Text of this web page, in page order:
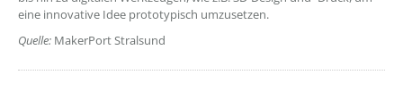
eine innovative Idee prototypisch umzusetzen.
Quelle: MakerPort Stralsund